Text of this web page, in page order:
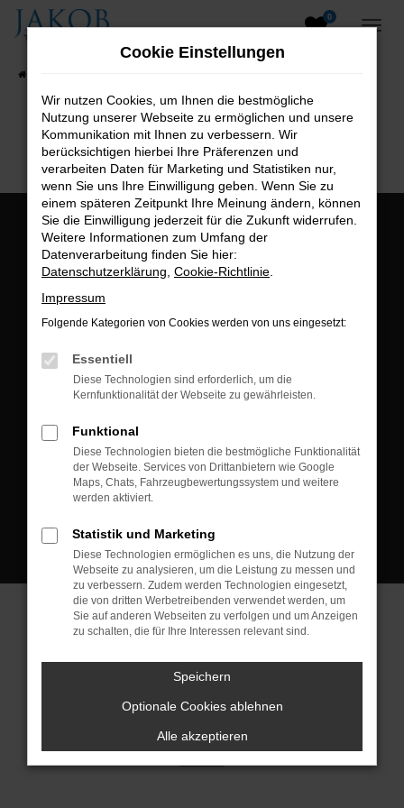
Zum
0
B2B-Shop
Öffnungszeiten:
Montag bis Freitag:
Postadresse:
Kontakt:
Tel.: +49 3745 760 90 20
Fax: +49 3745 760 90 21
Mail: fj@jakob-trading.com
Cookie Einstellungen
© 2026 Jakob Trading GmbH | Neustädter Straße 1 | DE-08223
Neustadt/Vogtland | fj@jakob-trading.com | Webdesign by audaris.de
Cookie Einstellungen
Wir nutzen Cookies, um Ihnen die bestmögliche
Nutzung unserer Webseite zu ermöglichen und unsere
Kommunikation mit Ihnen zu verbessern. Wir
berücksichtigen hierbei Ihre Präferenzen und
verarbeiten Daten für Marketing und Statistiken nur,
wenn Sie uns Ihre Einwilligung geben. Wenn Sie zu
einem späteren Zeitpunkt Ihre Meinung ändern, können
Sie die Einwilligung jederzeit für die Zukunft widerrufen.
Weitere Informationen zum Umfang der
Datenverarbeitung finden Sie hier:
Datenschutzerklärung Cookie-Richtlinie
Impressum
Folgende Kategorien von Cookies werden von uns eingesetzt:
Essentiell
Diese Technologien sind erforderlich, um die
Kernfunktionalität der Webseite zu gewährleisten.
Funktional
Diese Technologien bieten die bestmögliche Funktionalität
der Webseite. Services von Drittanbietern wie Google
Maps, Chats, Fahrzeugbewertungssystem und weitere
werden aktiviert.
Statistik und Marketing
Diese Technologien ermöglichen es uns, die Nutzung der
Webseite zu analysieren, um die Leistung zu messen und
zu verbessern. Zudem werden Technologien eingesetzt,
die von dritten Werbetreibenden verwendet werden, um
Sie auf anderen Webseiten zu verfolgen und um Anzeigen
zu schalten, die für Ihre Interessen relevant sind.
Speichern
Optionale Cookies ablehnen
Alle akzeptieren